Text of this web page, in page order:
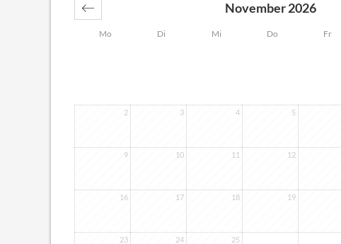
Mo Di Mi Do Fr
November 2026
2 3 4 5
9 10 11 12
16 17 18 19
23 24 25